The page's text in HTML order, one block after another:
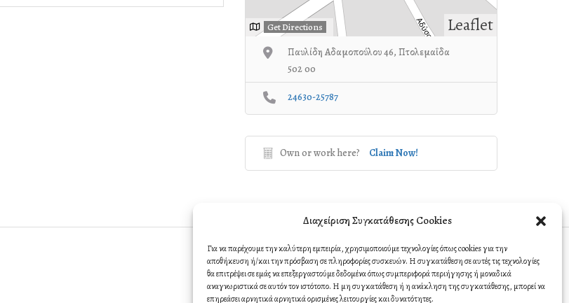
Διαχείριση Συγκατάθεσης Cookies
Για να παρέχουμε την καλύτερη εμπειρία, χρησιμοποιούμε τεχνολογίες όπως cookies για την
αποθήκευση ή/και την πρόσβαση σε πληροφορίες συσκευών. Η συγκατάθεση σε αυτές τις τεχνολογίες
θα επιτρέψει σε εμάς να επεξεργαστούμε δεδομένα όπως συμπεριφορά περιήγησης ή μοναδικά
αναγνωριστικά σε αυτόν τον ιστότοπο. Η μη συγκατάθεση ή η ανάκληση της συγκατάθεσης, μπορεί να
επηρεάσει αρνητικά αρνητικά ορισμένες λειτουργίες και δυνατότητες.
Leaflet
Get Directions
Παυλίδη Αδαμοπούλου 46, Πτολεμαΐδα
502 00
24630-25787
Own or work here? Claim Now!
Contact